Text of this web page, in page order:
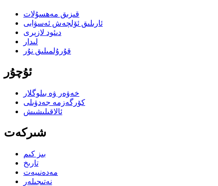
قىزىق مەھسۇلات
ئارىلىق ئۆلچەش ئەسۋابى
دىئود لازېرى
لىدار
قۇرۇلمىلىق نۇر
ئۇچۇر
خەۋەر ۋە بىلوگلار
كۆرگەزمە جەدۋىلى
ئالاقىلىشىش
شىركەت
بىز كىم
تارىخ
مەدەنىيەت
نەتىجىلەر